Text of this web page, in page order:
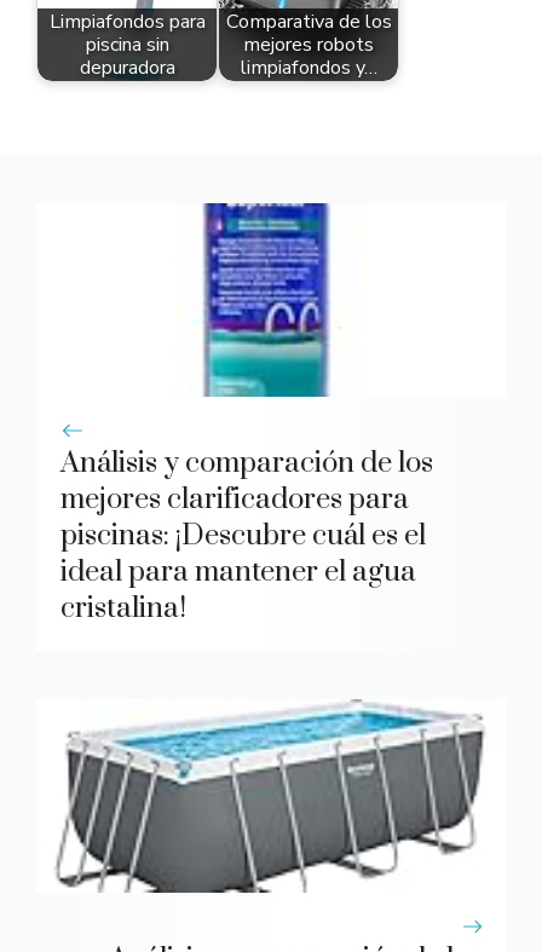
Limpiafondos para
piscina sin
depuradora
Comparativa de los
mejores robots
limpiafondos y…
Análisis y comparación de los
mejores clarificadores para
piscinas: ¡Descubre cuál es el
ideal para mantener el agua
cristalina!